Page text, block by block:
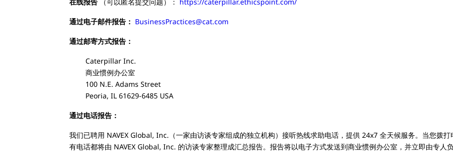
通过电子邮件报告： BusinessPractices@cat.com
通过邮寄方式报告：
Caterpillar Inc.
商业惯例办公室
100 N.E. Adams Street
Peoria, IL 61629-6485 USA
通过电话报告：
我们已聘用 NAVEX Global, Inc.（一家由访谈专家组成的独立机构）接听热线求助电话，提供 24x7 全天候服务。当您拨
有电话都将由 NAVEX Global, Inc. 的访谈专家整理成汇总报告。报告将以电子方式发送到商业惯例办公室，并立即由专人